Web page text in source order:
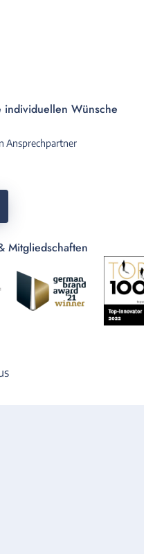
wurde noch eine Befragung
Fragestellung sehr
Ein weiteres Gespräch
individuellen Wünsche
Ansprechpartner
Mitgliedschaften